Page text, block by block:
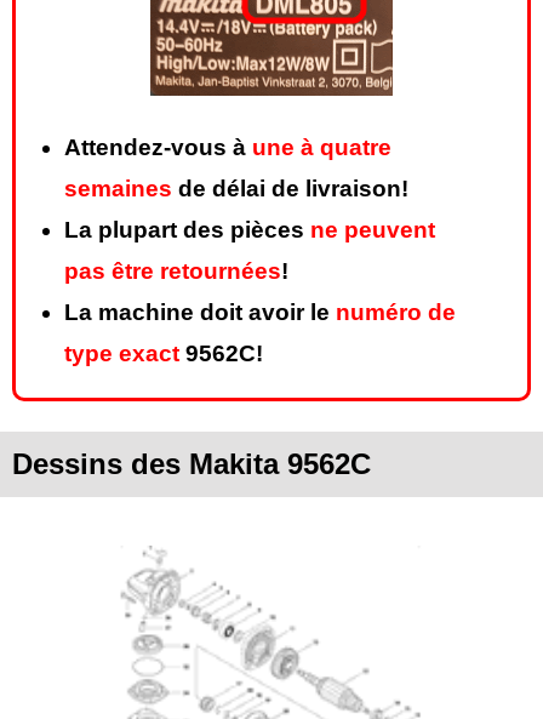
Attendez-vous à une à quatre
semaines de délai de livraison!
La plupart des pièces ne peuvent
pas être retournées!
La machine doit avoir le numéro de
type exact 9562C!
Dessins des Makita 9562C